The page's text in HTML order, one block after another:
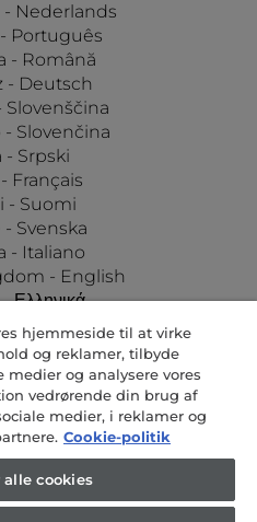
Nederlands
Português
- Română
- Deutsch
Slovenščina
- Slovenčina
- Srpski
Français
- Suomi
- Svenska
- Italiano
- English
Ελληνικά
Українська
selskab til forvaltning og
vedtægtsmæssige hjemsted:
- Italien, virksomhedens
hjemmeside til at virke
og reklamer, tilbyde
og analysere vores
vedrørende din brug af
medier, i reklamer og
Cookie-politik
cookies